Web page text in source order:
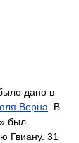
дано в
Верна . В
был
Гвиану. 31